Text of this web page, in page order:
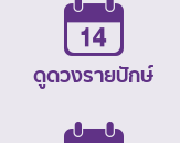
ดูดวงรายปักษ์